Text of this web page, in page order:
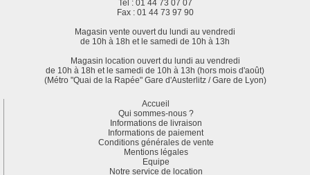
Tel : 01 44 73 07 07
Fax : 01 44 73 97 90
Magasin vente ouvert du lundi au vendredi
de 10h à 18h et le samedi de 10h à 13h
Magasin location ouvert du lundi au vendredi
de 10h à 18h et le samedi de 10h à 13h (hors mois d'août)
(Métro "Quai de la Rapée" Gare d'Austerlitz / Gare de Lyon)
Accueil
Qui sommes-nous ?
Informations de livraison
Informations de paiement
Conditions générales de vente
Mentions légales
Equipe
Notre service de location